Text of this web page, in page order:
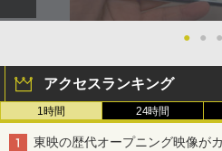
● ● ●
アクセスランキング
1時間 24時間
東映の歴代オープニング映像が